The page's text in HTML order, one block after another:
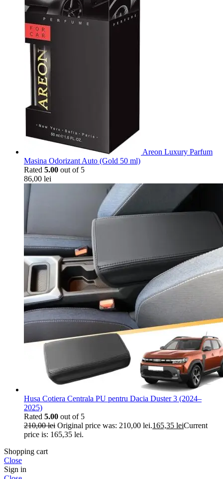
Areon Luxury Parfum
Masina Odorizant Auto (Gold 50 ml)
Rated 5.00 out of 5
86,00 lei
Husa Cotiera Centrala PU pentru Dacia Duster 3 (2024–
2025)
Rated 5.00 out of 5
210,00lei Original price was: 210,00 lei.165,35 leiCurrent
price is: 165,35 lei.
Shopping cart
Close
Sign in